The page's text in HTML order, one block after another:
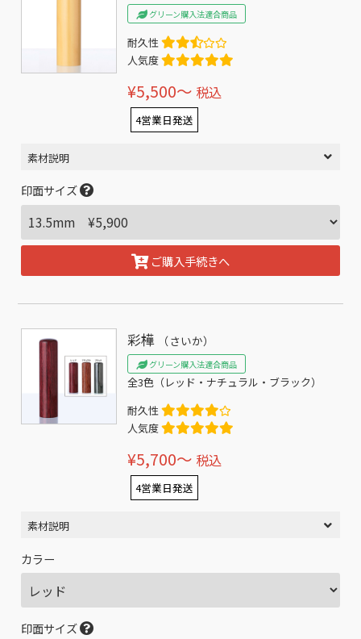
グリーン購入法適合商品
耐久性
人気度
¥5,500〜 税込
4営業日発送
素材説明
印面サイズ
ご購入手続きへ
彩樺 （さいか）
グリーン購入法適合商品
全3色（レッド・ナチュラル・ブラック）
耐久性
人気度
¥5,700〜 税込
4営業日発送
素材説明
カラー
印面サイズ